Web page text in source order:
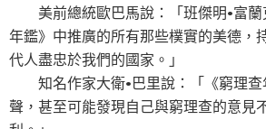
美前總統歐巴馬說：「班傑明•富蘭
年鑑》中推廣的所有那些樸實的美德，
代人盡忠於我們的國家。」
知名作家大衛•巴里說：「《窮理查
聲，甚至可能發現自己與窮理查的意見